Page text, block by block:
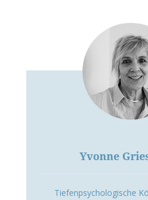
Yvonne
Tiefenpsychologische